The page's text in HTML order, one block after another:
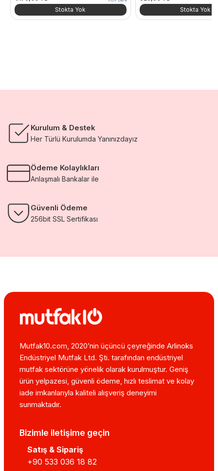
Stokta Yok Stokta Yok
Kurulum & Destek
Her Türlü Kurulumda Yanınızdayız
Ödeme Kolaylıkları
Anlaşmalı Bankalar ile
Güvenli Ödeme
256bit SSL Sertifikası
Mutfak10.com, 2020’nin üçüncü çeyreğinde Arlinoks
Endüstriyel Mutfak Ltd. Şti. tarafından endüstriyel
mutfak sektörüne yönelik olarak kurulmuştur. Geniş
ürün yelpazesi, güvenli ödeme, hızlı teslimat ve kolay
iade imkanlarıyla kaliteli alışveriş deneyimi
sunmaktadır.
Bizimle iletişime geçin
Satış & Sipariş
+90 533 036 18 82